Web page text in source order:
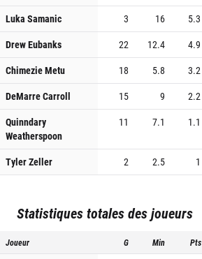
Luka Samanic
3 16 5.3
Drew Eubanks
22 12.4 4.9
Chimezie Metu
18 5.8 3.2
DeMarre Carroll
15 9 2.2
Quinndary
Weatherspoon
11 7.1 1.1
Tyler Zeller 2 2.5 1
Statistiques totales des joueurs
Joueur G Min Pts